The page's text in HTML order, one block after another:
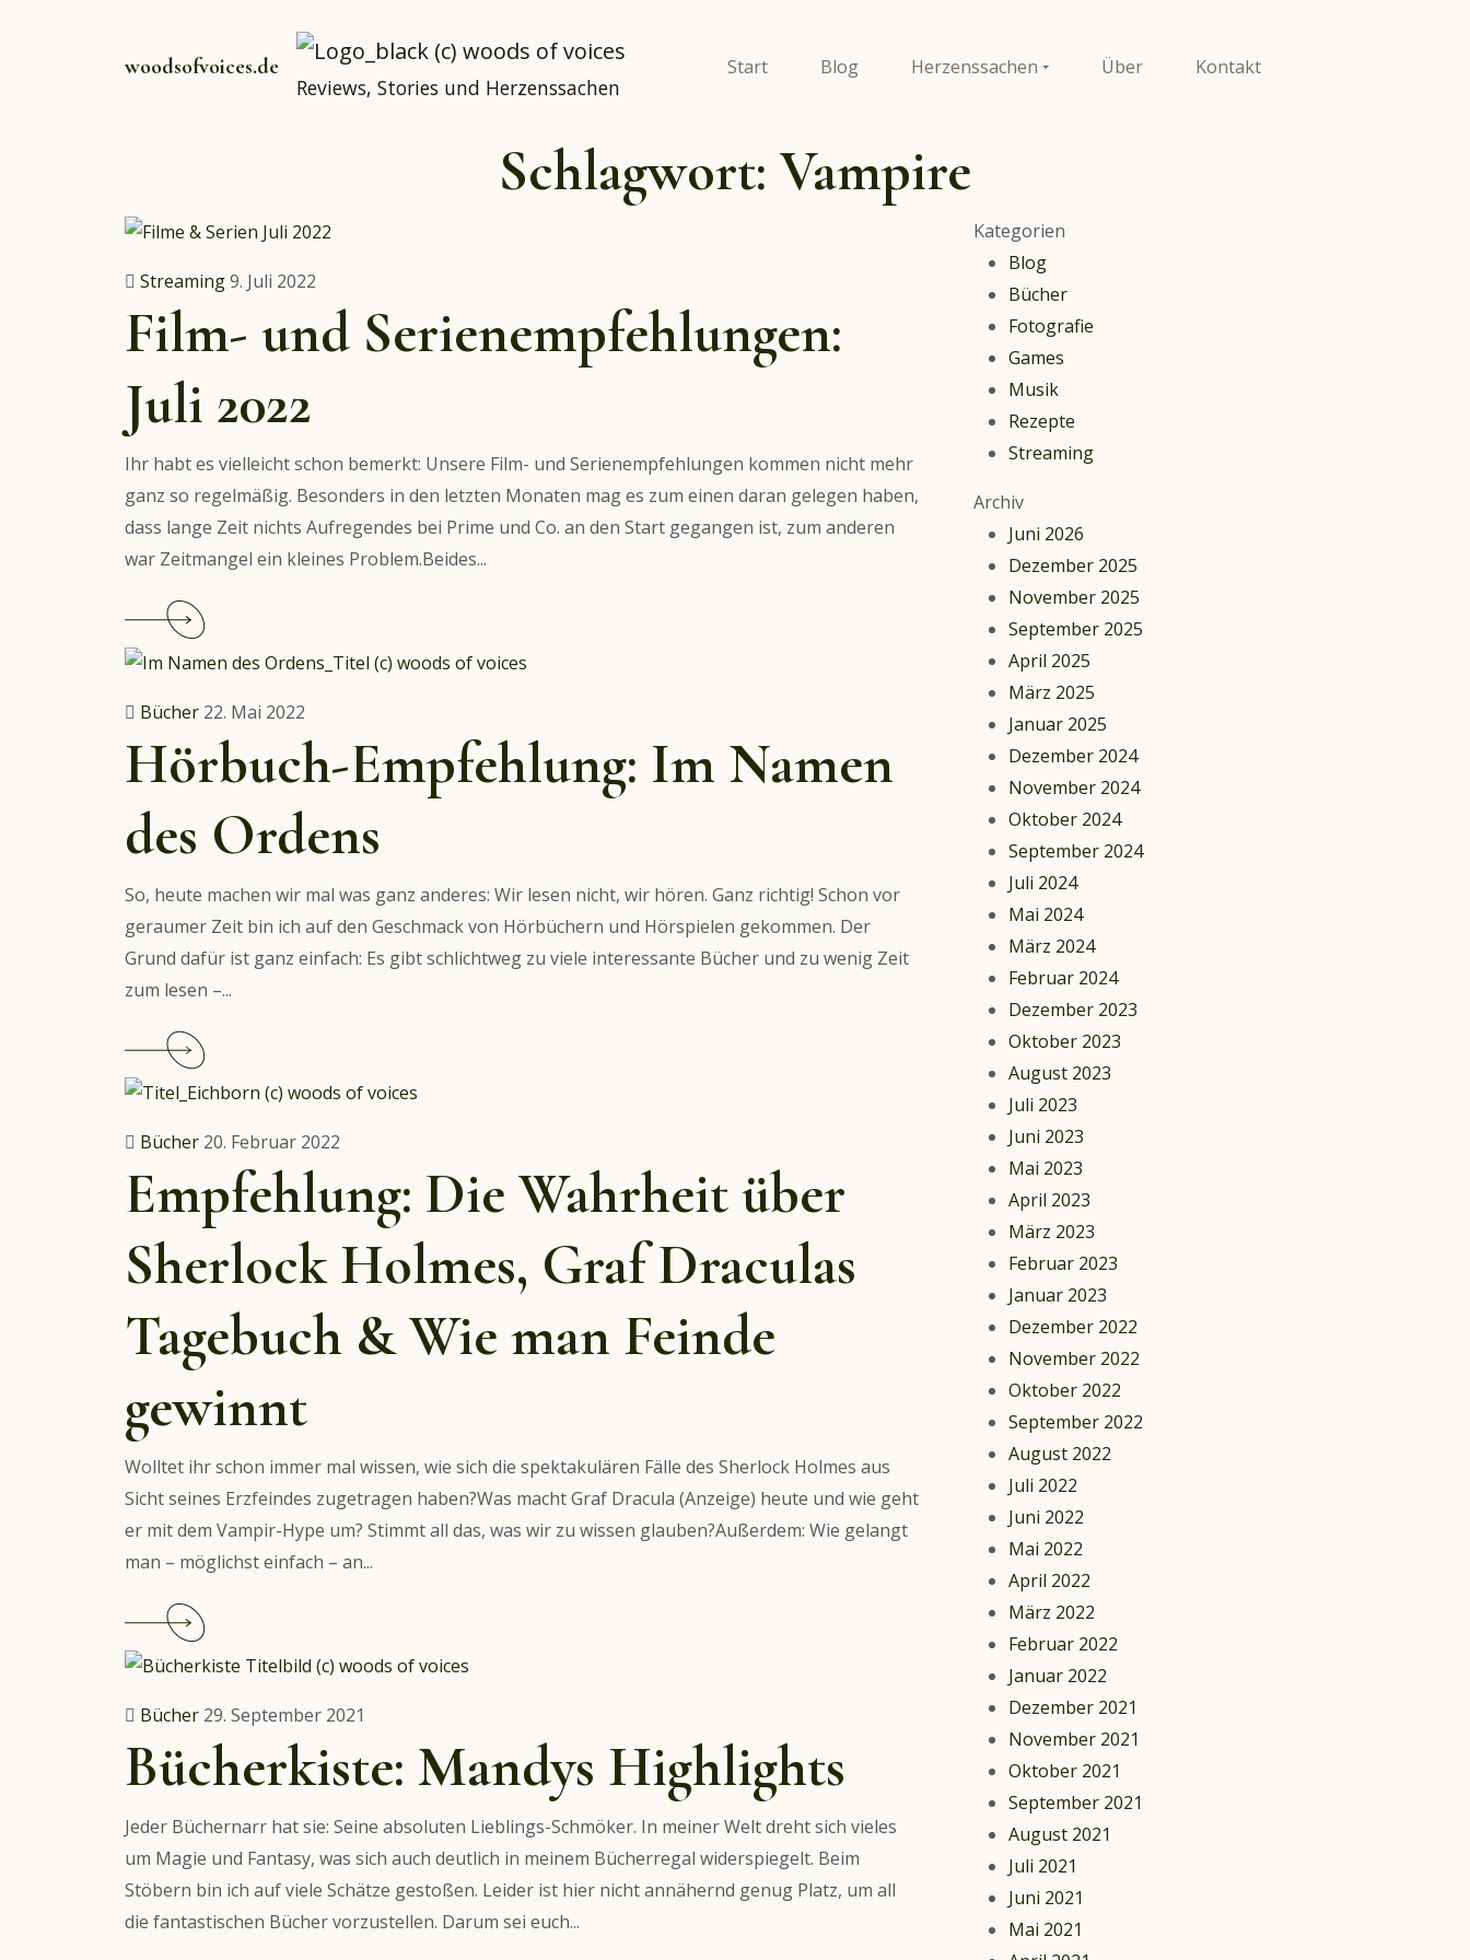
woodsofvoices.de
Reviews, Stories und Herzenssachen
Start Blog Herzenssachen Über Kontakt
Schlagwort: Vampire
Streaming9. Juli 2022
Film- und Serienempfehlungen:
Juli 2022
Ihr habt es vielleicht schon bemerkt: Unsere Film- und Serienempfehlungen kommen nicht mehr
ganz so regelmäßig. Besonders in den letzten Monaten mag es zum einen daran gelegen haben,
dass lange Zeit nichts Aufregendes bei Prime und Co. an den Start gegangen ist, zum anderen
war Zeitmangel ein kleines Problem.Beides...
Film-
und
Serienempfehlungen:
Juli
Bücher 22. Mai 2022
Hörbuch-Empfehlung: Im Namen
des Ordens
So, heute machen wir mal was ganz anderes: Wir lesen nicht, wir hören. Ganz richtig! Schon vor
geraumer Zeit bin ich auf den Geschmack von Hörbüchern und Hörspielen gekommen. Der
Grund dafür ist ganz einfach: Es gibt schlichtweg zu viele interessante Bücher und zu wenig Zeit
zum lesen –...
Hörbuch-
Empfehlung:
Namen
des
Ordens
Bücher 20. Februar 2022
Empfehlung: Die Wahrheit über
Sherlock Holmes, Graf Draculas
Tagebuch & Wie man Feinde
gewinnt
Wolltet ihr schon immer mal wissen, wie sich die spektakulären Fälle des Sherlock Holmes aus
Sicht seines Erzfeindes zugetragen haben?Was macht Graf Dracula (Anzeige) heute und wie geht
er mit dem Vampir-Hype um? Stimmt all das, was wir zu wissen glauben?Außerdem: Wie gelangt
man – möglichst einfach – an...
Empfehlung:
Die
Wahrheit
über
Holmes,
Graf
Draculas
Tagebuch
Bücher 29. September 2021
Bücherkiste: Mandys Highlights
Jeder Büchernarr hat sie: Seine absoluten Lieblings-Schmöker. In meiner Welt dreht sich vieles
um Magie und Fantasy, was sich auch deutlich in meinem Bücherregal widerspiegelt. Beim
Stöbern bin ich auf viele Schätze gestoßen. Leider ist hier nicht annähernd genug Platz, um all
die fantastischen Bücher vorzustellen. Darum sei euch...
Kategorien
Blog
Bücher
Fotografie
Games
Musik
Rezepte
Streaming
Archiv
Juni 2026
Dezember 2025
November 2025
September 2025
April 2025
März 2025
Januar 2025
Dezember 2024
November 2024
Oktober 2024
September 2024
Juli 2024
Mai 2024
März 2024
Februar 2024
Dezember 2023
Oktober 2023
August 2023
Juli 2023
Juni 2023
Mai 2023
April 2023
März 2023
Februar 2023
Januar 2023
Dezember 2022
November 2022
Oktober 2022
September 2022
August 2022
Juli 2022
Juni 2022
Mai 2022
April 2022
März 2022
Februar 2022
Januar 2022
Dezember 2021
November 2021
Oktober 2021
September 2021
August 2021
Juli 2021
Juni 2021
Mai 2021